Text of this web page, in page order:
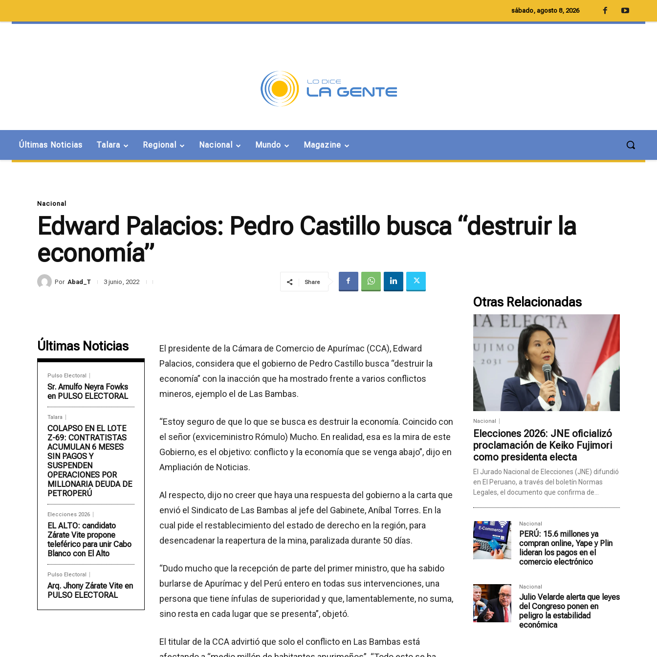
sábado, agosto 8, 2026
Últimas Noticias Talara Regional Nacional Mundo Magazine
Nacional
Edward Palacios: Pedro Castillo busca “destruir la
economía”
Por Abad_T 3 junio, 2022 Share
Últimas Noticias
Pulso Electoral
Sr. Arnulfo Neyra Fowks
en PULSO ELECTORAL
Talara
COLAPSO EN EL LOTE
Z-69: CONTRATISTAS
ACUMULAN 6 MESES
SIN PAGOS Y
SUSPENDEN
OPERACIONES POR
MILLONARIA DEUDA DE
PETROPERÚ
Elecciones 2026
EL ALTO: candidato
Zárate Vite propone
teleférico para unir Cabo
Blanco con El Alto
Pulso Electoral
Arq. Jhony Zárate Vite en
PULSO ELECTORAL
El presidente de la Cámara de Comercio de Apurímac (CCA), Edward
Palacios, considera que el gobierno de Pedro Castillo busca “destruir la
economía” con la inacción que ha mostrado frente a varios conflictos
mineros, ejemplo el de Las Bambas.
“Estoy seguro de que lo que se busca es destruir la economía. Coincido con
el señor (exviceministro Rómulo) Mucho. En realidad, esa es la mira de este
Gobierno, es el objetivo: conflicto y la economía que se venga abajo”, dijo en
Ampliación de Noticias.
Al respecto, dijo no creer que haya una respuesta del gobierno a la carta que
envió el Sindicato de Las Bambas al jefe del Gabinete, Aníbal Torres. En la
cual pide el restablecimiento del estado de derecho en la región, para
desencadenar la reapertura de la mina, paralizada durante 50 días.
“Dudo mucho que la recepción de parte del primer ministro, que ha sabido
burlarse de Apurímac y del Perú entero en todas sus intervenciones, una
persona que tiene ínfulas de superioridad y que, lamentablemente, no suma,
sino resta en cada lugar que se presenta”, objetó.
El titular de la CCA advirtió que solo el conflicto en Las Bambas está
Otras Relacionadas
Nacional
Elecciones 2026: JNE oficializó
proclamación de Keiko Fujimori
como presidenta electa
El Jurado Nacional de Elecciones (JNE) difundió
en El Peruano, a través del boletín Normas
Legales, el documento que confirma de...
Nacional
PERÚ: 15.6 millones ya
compran online, Yape y Plin
lideran los pagos en el
comercio electrónico
Nacional
Julio Velarde alerta que leyes
del Congreso ponen en
peligro la estabilidad
económica